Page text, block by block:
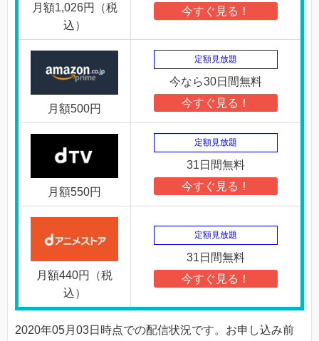
月額1,026円（税
込）
今すぐ見る！
月額500円
定額見放題
今なら30日間無料
今すぐ見る！
月額550円
定額見放題
31日間無料
今すぐ見る！
月額440円（税
込）
定額見放題
31日間無料
今すぐ見る！
2020年05月03日時点での配信状況です。お申し込み前